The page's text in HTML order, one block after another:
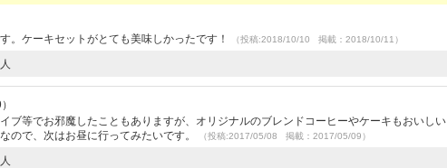
。ケーキセットがとても美味しかったです！
（投稿:2018/10/10 掲載：2018/10/11）
人
ブ等でお邪魔したこともありますが、オリジナルのブレンドコーヒーやケーキもおいしい
ので、次はお昼に行ってみたいです。
（投稿:2017/05/08 掲載：2017/05/09）
人